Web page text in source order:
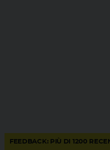
FEEDBACK: PIÙ DI 1200